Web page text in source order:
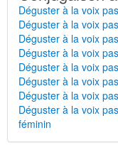
Déguster à la voix
Déguster à la voix
Déguster à la voix
Déguster à la voix
Déguster à la voix
Déguster à la voix
Déguster à la voix
Déguster à la voix
féminin